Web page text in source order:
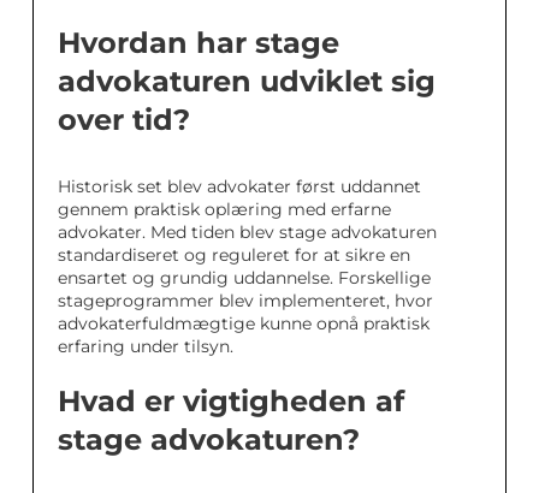
Hvordan har stage
advokaturen udviklet sig
over tid?
Historisk set blev advokater først uddannet
gennem praktisk oplæring med erfarne
advokater. Med tiden blev stage advokaturen
standardiseret og reguleret for at sikre en
ensartet og grundig uddannelse. Forskellige
stageprogrammer blev implementeret, hvor
advokaterfuldmægtige kunne opnå praktisk
erfaring under tilsyn.
Hvad er vigtigheden af
stage advokaturen?